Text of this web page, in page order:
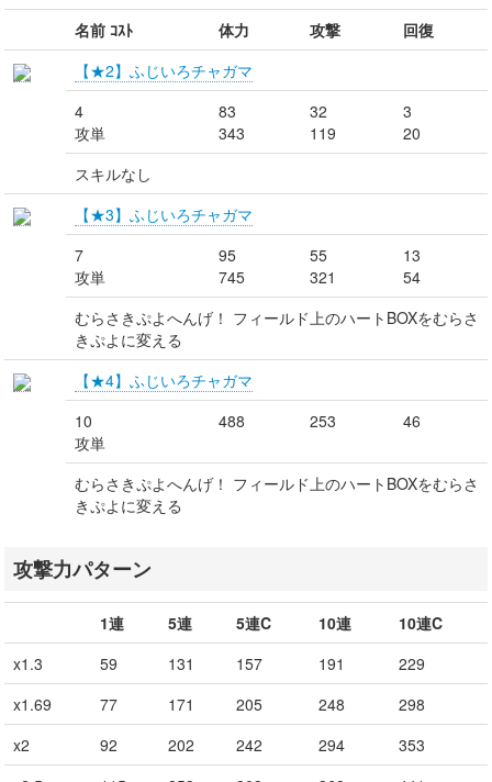
名前 ｺｽﾄ 体力 攻撃
回復
【★2】ふじいろチャガマ
4
攻単
83
343
32
119
3
20
スキルなし
【★3】ふじいろチャガマ
7
攻単
95
745
55
321
13
54
むらさきぷよへんげ！ フィールド上のハートBOXをむらさ
きぷよに変える
【★4】ふじいろチャガマ
10
攻単
488 253 46
むらさきぷよへんげ！ フィールド上のハートBOXをむらさ
きぷよに変える
攻撃力パターン
1連 5連 5連C 10連
10連C
x1.3
59 131 157 191
229
x1.69
77 171 205 248
298
x2
92 202 242 294
353